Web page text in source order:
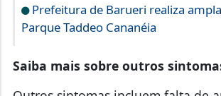
Prefeitura de Barueri realiza
Parque Taddeo Cananéia
Saiba mais sobre outros